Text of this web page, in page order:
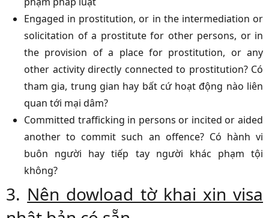
Engaged in prostitution, or in the intermediation or
solicitation of a prostitute for other persons, or in
the provision of a place for prostitution, or any
other activity directly connected to prostitution? Có
tham gia, trung gian hay bất cứ hoạt động nào liên
quan tới mại dâm?
Committed trafficking in persons or incited or aided
another to commit such an offence? Có hành vi
buôn người hay tiếp tay người khác phạm tội
không?
3. Nên dowload tờ khai xin visa